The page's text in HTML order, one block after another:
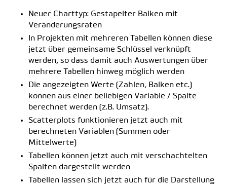
Neuer Charttyp: Gestapelter Balken mit
Veränderungsraten
In Projekten mit mehreren Tabellen können diese
jetzt über gemeinsame Schlüssel verknüpft
werden, so dass damit auch Auswertungen über
mehrere Tabellen hinweg möglich werden
Die angezeigten Werte (Zahlen, Balken etc.)
können aus einer beliebigen Variable / Spalte
berechnet werden (z.B. Umsatz).
Scatterplots funktionieren jetzt auch mit
berechneten Variablen (Summen oder
Mittelwerte)
Tabellen können jetzt auch mit verschachtelten
Spalten dargestellt werden
Tabellen lassen sich jetzt auch für die Darstellung